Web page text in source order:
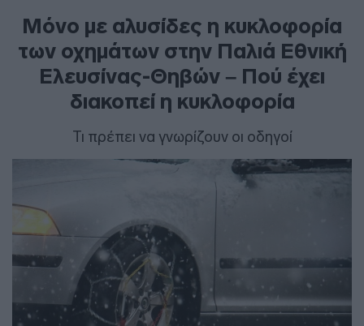
Μόνο με αλυσίδες η κυκλοφορία
των οχημάτων στην Παλιά Εθνική
Ελευσίνας-Θηβών – Πού έχει
διακοπεί η κυκλοφορία
Τι πρέπει να γνωρίζουν οι οδηγοί